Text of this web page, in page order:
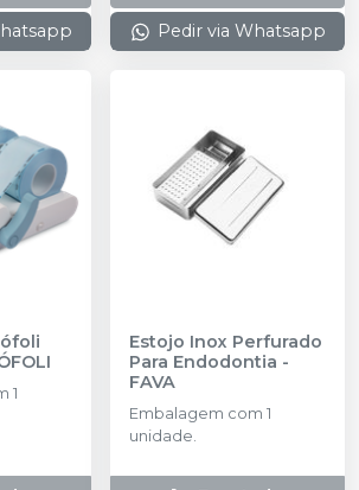
Pedir via Whatsapp
1
Estojo Inox Perfurado
Para Endodontia -
FAVA
Embalagem com 1
unidade.